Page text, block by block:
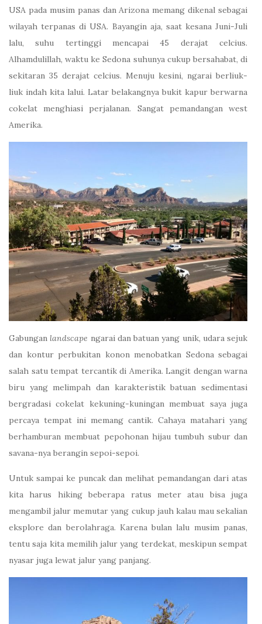
USA pada musim panas dan Arizona memang dikenal sebagai
wilayah terpanas di USA. Bayangin aja, saat kesana Juni-Juli
lalu, suhu tertinggi mencapai 45 derajat celcius.
Alhamdulillah, waktu ke Sedona suhunya cukup bersahabat, di
sekitaran 35 derajat celcius. Menuju kesini, ngarai berliuk-
liuk indah kita lalui. Latar belakangnya bukit kapur berwarna
cokelat menghiasi perjalanan. Sangat pemandangan west
Amerika.
Gabungan landscape ngarai dan batuan yang unik, udara sejuk
dan kontur perbukitan konon menobatkan Sedona sebagai
salah satu tempat tercantik di Amerika. Langit dengan warna
biru yang melimpah dan karakteristik batuan sedimentasi
bergradasi cokelat kekuning-kuningan membuat saya juga
percaya tempat ini memang cantik. Cahaya matahari yang
berhamburan membuat pepohonan hijau tumbuh subur dan
savana-nya berangin sepoi-sepoi.
Untuk sampai ke puncak dan melihat pemandangan dari atas
kita harus hiking beberapa ratus meter atau bisa juga
mengambil jalur memutar yang cukup jauh kalau mau sekalian
eksplore dan berolahraga. Karena bulan lalu musim panas,
tentu saja kita memilih jalur yang terdekat, meskipun sempat
nyasar juga lewat jalur yang panjang.